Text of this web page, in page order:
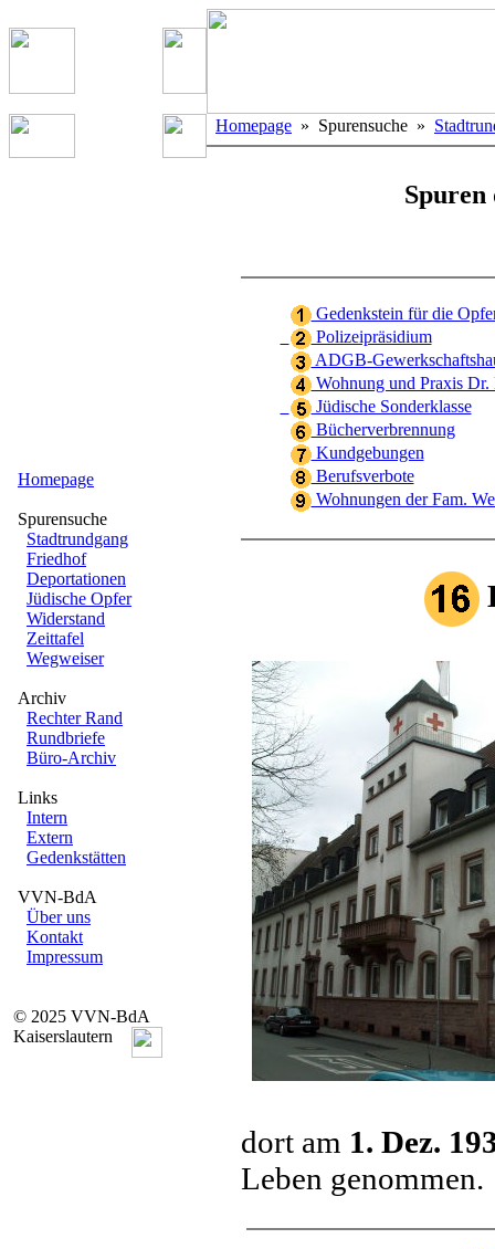
Homepage » Spurensuche »
Homepage
Spurensuche
Stadtrundgang
Friedhof
Deportationen
Jüdische Opfer
Widerstand
Zeittafel
Wegweiser
Archiv
Rechter Rand
Rundbriefe
Büro-Archiv
Links
Intern
Extern
Gedenkstätten
VVN-BdA
Über uns
Kontakt
Impressum
© 2025 VVN-BdA
Kaiserslautern
Gedenkstein für die
Polizeipräsidium
ADGB-
Wohnung und Praxis Dr.
Jüdische Sonderklasse
Bücherverbrennung
Kundgebungen
Berufsverbote
Wohnungen der Fam.
dort am 1. Dez.
Leben genommen.